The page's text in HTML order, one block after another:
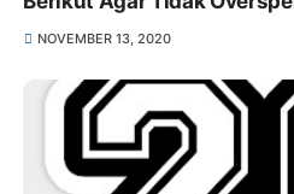
NOVEMBER 13, 2020